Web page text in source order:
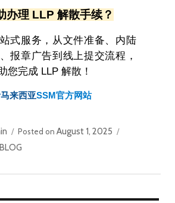
办理 LLP 解散手续？
式服务，从文件准备、内陆
报章广告到线上提交流程，
您完成 LLP 解散！
来西亚SSM官方网站
Posted onAugust 1, 2025